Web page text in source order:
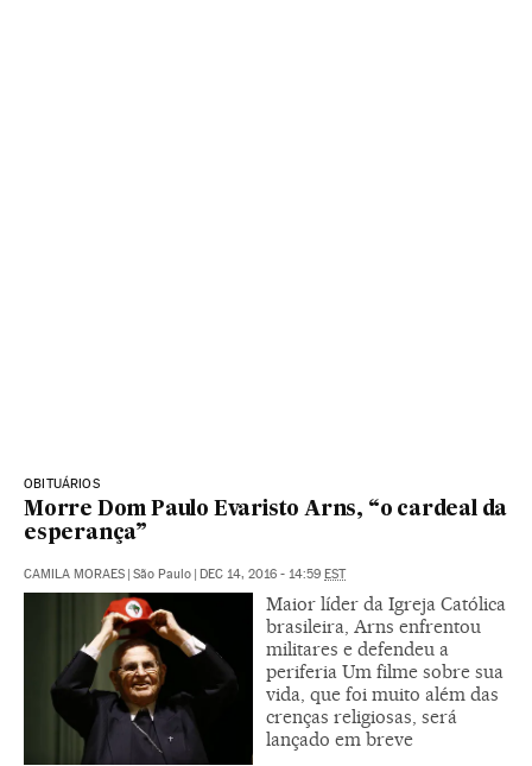
OBITUÁRIOS
Morre Dom Paulo Evaristo Arns, “o cardeal da
esperança”
CAMILA MORAES | São Paulo | DEC 14, 2016 - 14:59 EST
Maior líder da Igreja Católica
brasileira, Arns enfrentou
militares e defendeu a
periferia Um filme sobre sua
vida, que foi muito além das
crenças religiosas, será
lançado em breve